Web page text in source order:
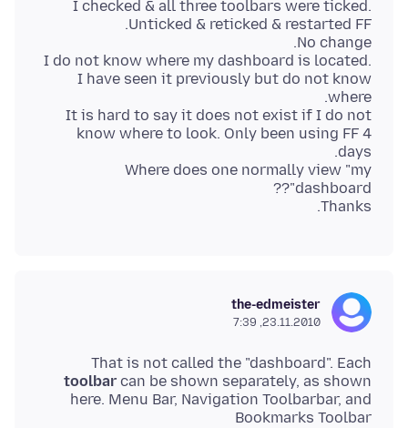
I checked & all three toolbars were ticked.
I do not know where my dashboard is located.
I have seen it previously but do not know
It is hard to say it does not exist if I do not
know where to look. Only been using FF 4
Where does one normally view "my
Thanks.
the-edmeister
23.11.2010, 7:39
That is not called the "dashboard". Each
toolbar can be shown separately, as shown
here. Menu Bar, Navigation Toolbarbar, and
Bookmarks Toolbar